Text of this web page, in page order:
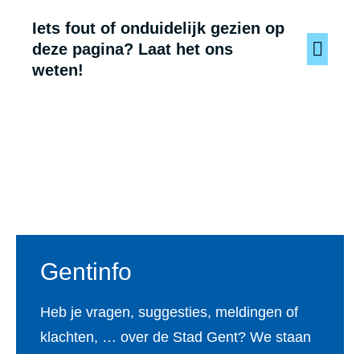
Iets fout of onduidelijk gezien op
deze pagina? Laat het ons
weten!
Gentinfo
Heb je vragen, suggesties, meldingen of
klachten, … over de Stad Gent? We staan